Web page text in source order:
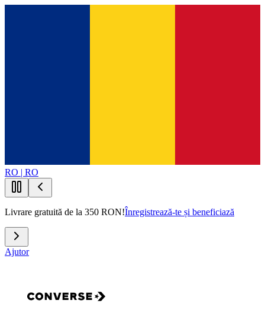
RO | RO
Livrare gratuită de la 350 RON!Înregistrează-te și beneficiază
Ajutor